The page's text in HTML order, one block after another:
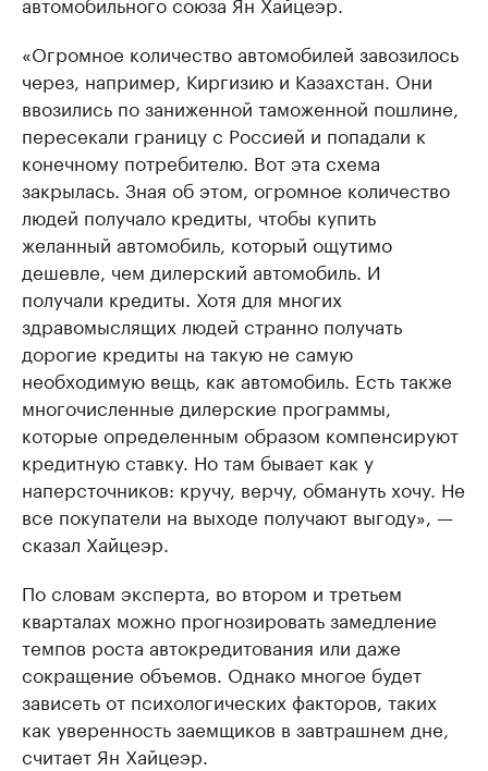
«Огромное количество автомобилей завозилось
через, например, Киргизию и Казахстан. Они
ввозились по заниженной таможенной пошлине,
пересекали границу с Россией и попадали к
конечному потребителю. Вот эта схема
закрылась. Зная об этом, огромное количество
людей получало кредиты, чтобы купить
желанный автомобиль, который ощутимо
дешевле, чем дилерский автомобиль. И
получали кредиты. Хотя для многих
здравомыслящих людей странно получать
дорогие кредиты на такую не самую
необходимую вещь, как автомобиль. Есть также
многочисленные дилерские программы,
которые определенным образом компенсируют
кредитную ставку. Но там бывает как у
наперсточников: кручу, верчу, обмануть хочу. Не
все покупатели на выходе получают выгоду», —
сказал Хайцеэр.
По словам эксперта, во втором и третьем
кварталах можно прогнозировать замедление
темпов роста автокредитования или даже
сокращение объемов. Однако многое будет
зависеть от психологических факторов, таких
как уверенность заемщиков в завтрашнем дне,
считает Ян Хайцеэр.